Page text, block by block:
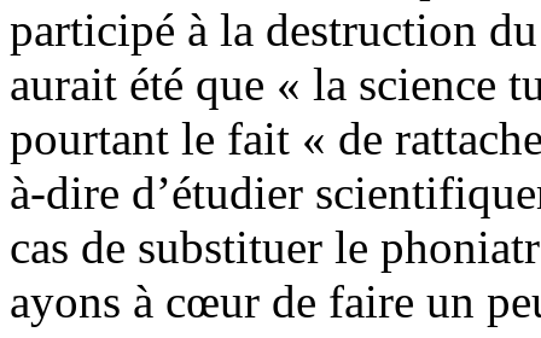
participé à la destruction
aurait été que « la science
pourtant le fait « de
à-dire d’étudier
cas de substituer le
ayons à cœur de faire un